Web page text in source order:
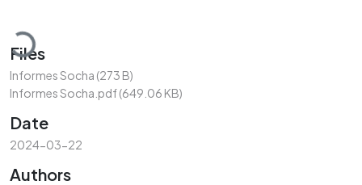
Loading...
Files
Informes Socha (273 B)
Informes Socha.pdf(649.06 KB)
Date
2024-03-22
Authors